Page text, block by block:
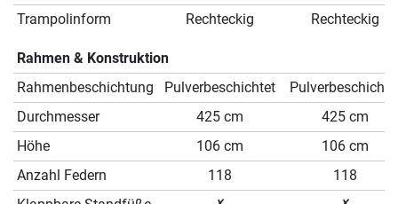
Trampolinform
Rechteckig Rechteckig
Rahmen & Konstruktion
Rahmenbeschichtung
Pulverbeschichtet
Durchmesser
425 cm
425 cm
Höhe
106 cm
106 cm
Anzahl Federn
118
118